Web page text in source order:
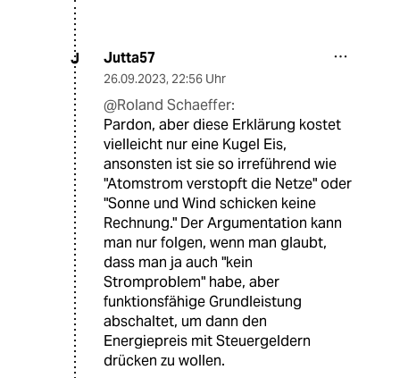
J Jutta57
26.09.2023, 22:56 Uhr
@Roland Schaeffer:
Pardon, aber diese Erklärung kostet
vielleicht nur eine Kugel Eis,
ansonsten ist sie so irreführend wie
"Atomstrom verstopft die Netze" oder
"Sonne und Wind schicken keine
Rechnung." Der Argumentation kann
man nur folgen, wenn man glaubt,
dass man ja auch "kein
Stromproblem" habe, aber
funktionsfähige Grundleistung
abschaltet, um dann den
Energiepreis mit Steuergeldern
drücken zu wollen.